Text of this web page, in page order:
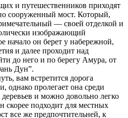
и путешественников приходят
сооруженный мост. Который,
— своей отделкой и
изображающий
начало он берет у набережной,
и далее проходит над
до него и по берегу Амура, от
Дун”.
вам встретится дорога
однако пролегает она среди
и можно довольно легко
скорее подходит для местных
все же предпочтительней, к